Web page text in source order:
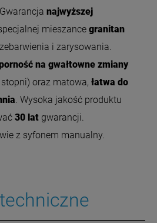
najwyższej
mieszance granitan
i zarysowania.
na gwałtowne zmiany
oraz matowa, łatwa do
Wysoka jakość produktu
30 lat gwarancji.
z syfonem manualny.